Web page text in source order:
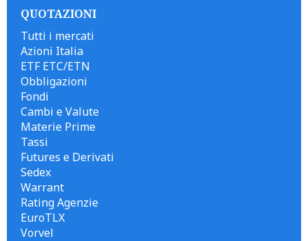
QUOTAZIONI
Tutti i mercati
Azioni Italia
ETF ETC/ETN
Obbligazioni
Fondi
Cambi e Valute
Materie Prime
Tassi
Futures e Derivati
Sedex
Warrant
Rating Agenzie
EuroTLX
Vorvel